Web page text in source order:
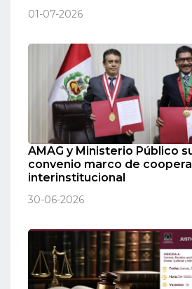
01-07-2026
AMAG y Ministerio Público
convenio marco de
interinstitucional
30-06-2026